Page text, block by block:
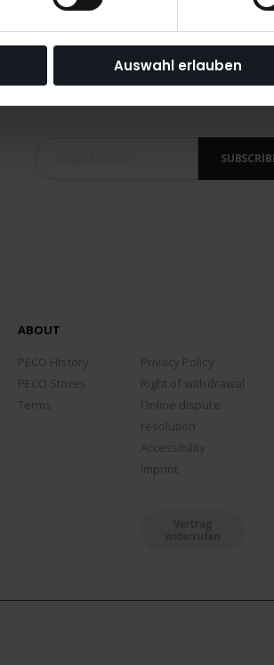
Auswahl erlauben
ABOUT
PECO History
PECO Stores
Terms
Privacy Policy
Right of withdrawal
Online dispute
resolution
Accessibility
Imprint
Vertrag
widerrufen